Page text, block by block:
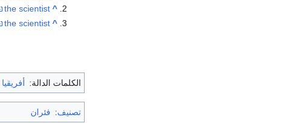
^
the scientist
^
the scientist
الكلمات الدالة: أفريقيا
تصنيف: فئران